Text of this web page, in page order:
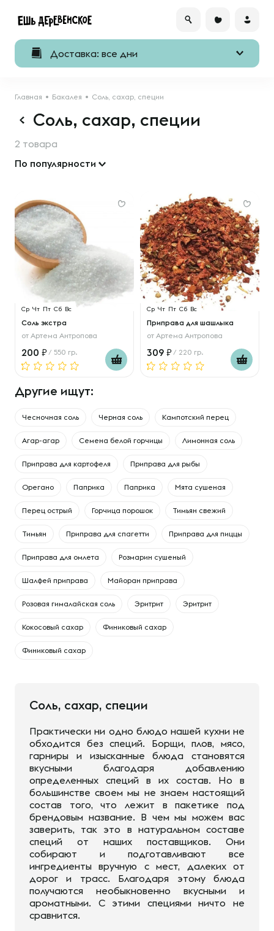
Доставка: все дни
Главная Бакалея Соль, сахар, специи
Соль, сахар, специи
2 товара
По популярности
Ср Чт Пт Сб Вс
Соль экстра
от Артема Антропова
200 / 550 гр.
Ср Чт Пт Сб Вс
Приправа для шашлыка
от Артема Антропова
309 / 220 гр.
Другие ищут:
Чесночная соль Черная соль Кампотский перец
Агар-агар Семена белой горчицы Лимонная соль
Приправа для картофеля Приправа для рыбы
Орегано Паприка Паприка Мята сушеная
Перец острый Горчица порошок Тимьян свежий
Тимьян Приправа для спагетти Приправа для пиццы
Приправа для омлета Розмарин сушеный
Шалфей приправа Майоран приправа
Розовая гималайская соль Эритрит Эритрит
Кокосовый сахар Финиковый сахар
Финиковый сахар
Соль, сахар, специи
Практически ни одно блюдо нашей кухни не
обходится без специй. Борщи, плов, мясо,
гарниры и изысканные блюда становятся
вкусными благодаря добавлению
определенных специй в их состав. Но в
большинстве своем мы не знаем настоящий
состав того, что лежит в пакетике под
брендовым название. В чем мы можем вас
заверить, так это в натуральном составе
специй от наших поставщиков. Они
собирают и подготавливают все
ингредиенты вручную с мест, далеких от
дорог и трасс. Благодаря этому блюда
получаются необыкновенно вкусными и
ароматными. С этими специями ничто не
сравнится.